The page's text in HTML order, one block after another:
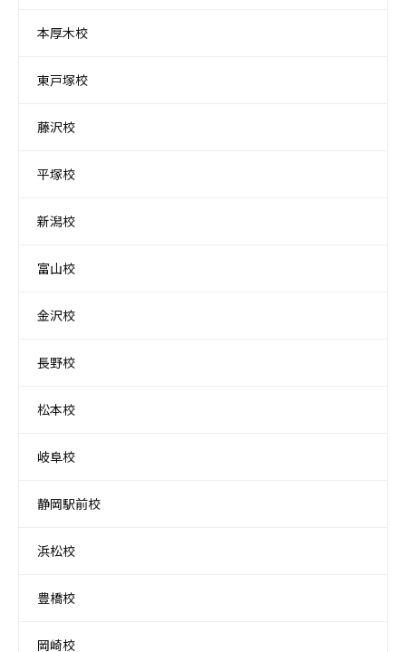
本厚木校
東戸塚校
藤沢校
平塚校
新潟校
富山校
金沢校
長野校
松本校
岐阜校
静岡駅前校
浜松校
豊橋校
岡崎校